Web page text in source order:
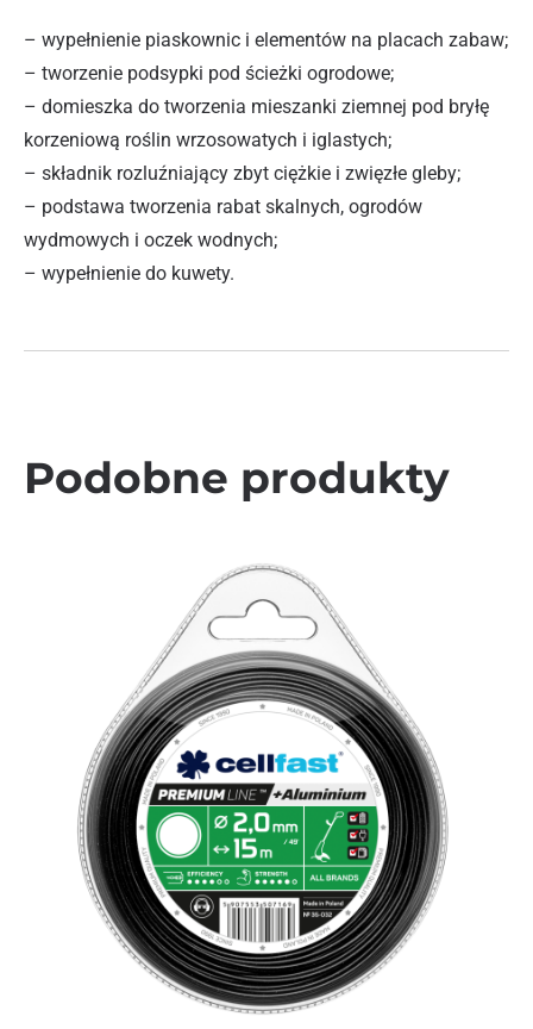
– wypełnienie piaskownic i elementów na placach zabaw;
– tworzenie podsypki pod ścieżki ogrodowe;
– domieszka do tworzenia mieszanki ziemnej pod bryłę
korzeniową roślin wrzosowatych i iglastych;
– składnik rozluźniający zbyt ciężkie i zwięzłe gleby;
– podstawa tworzenia rabat skalnych, ogrodów
wydmowych i oczek wodnych;
– wypełnienie do kuwety.
Podobne produkty